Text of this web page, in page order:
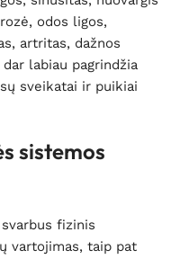
odos ligos,
artritas, dažnos
labiau pagrindžia
sveikatai ir puikiai
sistemos
fizinis
vartojimas, taip pat